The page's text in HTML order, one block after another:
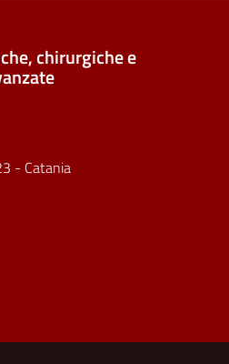
chirurgiche e
- Catania
utili